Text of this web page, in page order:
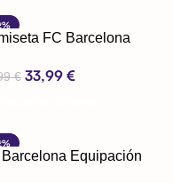
FC Barcelona
€ 33,99 €
Barcelona Equipación